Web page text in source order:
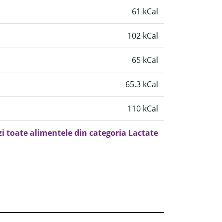
61 kCal
102 kCal
65 kCal
65.3 kCal
110 kCal
toate alimentele din categoria Lactate